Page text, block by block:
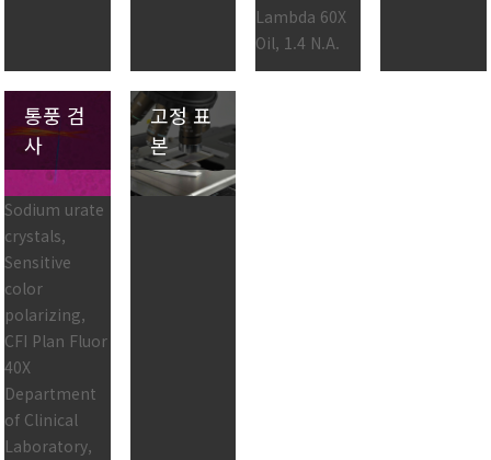
Lambda 60X
Oil, 1.4 N.A.
Sodium urate
crystals,
Sensitive
color
polarizing,
CFI Plan Fluor
40X
Department
of Clinical
Laboratory,
통풍 검
사
고정 표
본